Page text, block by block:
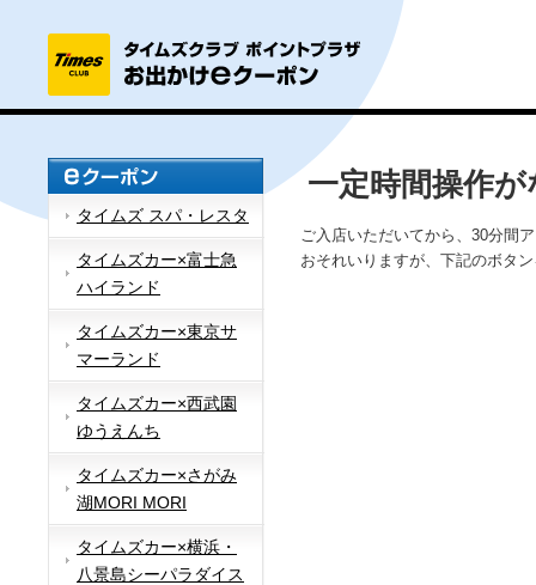
タイムズ スパ・レスタ
タイムズカー×富士急
ハイランド
タイムズカー×東京サ
マーランド
タイムズカー×西武園
ゆうえんち
タイムズカー×さがみ
湖MORI MORI
タイムズカー×横浜・
八景島シーパラダイス
一定時間操作
ご入店いただいてから、30分間
おそれいりますが、下記のボタ